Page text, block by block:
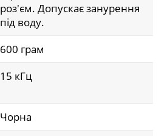
роз'єм. Допускає занурення
під воду.
600 грам
15 кГц
Чорна